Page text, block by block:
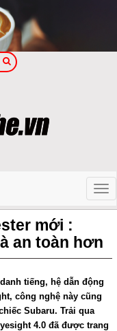
mới :
an toàn hơn
tiếng, hệ dẫn động
công nghệ này cũng
Subaru. Trải qua
4.0 đã được trang